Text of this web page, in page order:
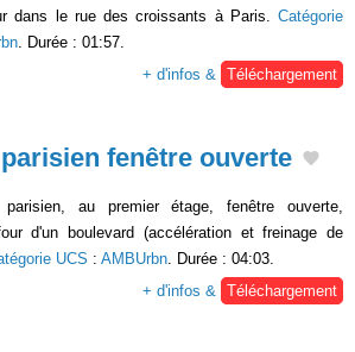
dans le rue des croissants à Paris. Catégorie
. Durée : 01:57.
+ d'infos & Téléchargement
fenêtre ouverte
parisien, au premier étage, fenêtre ouverte,
d'un boulevard (accélération et freinage de
UCS : AMBUrbn . Durée : 04:03.
+ d'infos &
Téléchargement